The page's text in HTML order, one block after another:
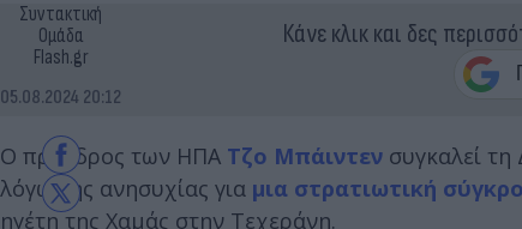
Συντακτική
Ομάδα
Flash.gr
05.08.2024 20:12
Κάνε κλικ και δες
Ο πρόεδρος των ΗΠΑ Τζο Μπάιντεν συγκαλεί
λόγω της ανησυχίας για μια στρατιωτική
ηγέτη της Χαμάς στην Τεχεράνη.